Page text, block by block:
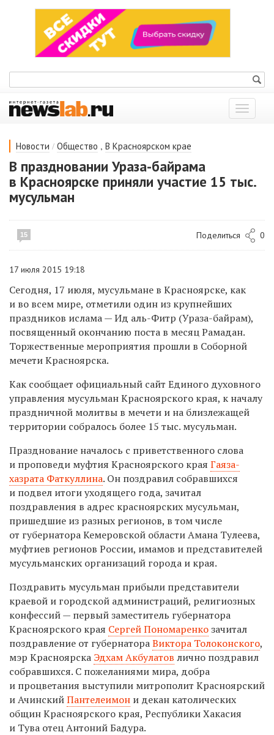
Показать
меню
Новости / Общество , В Красноярском крае
В праздновании Ураза-байрама
в Красноярске приняли участие 15 тыс.
мусульман
15 Поделиться 0
17 июля 2015 19:18
Сегодня, 17 июля, мусульмане в Красноярске, как
и во всем мире, отметили один из крупнейших
праздников ислама — Ид аль-Фитр (Ураза-байрам),
посвященный окончанию поста в месяц Рамадан.
Торжественные мероприятия прошли в Соборной
мечети Красноярска.
Как сообщает официальный сайт Единого духовного
управления мусульман Красноярского края, к началу
праздничной молитвы в мечети и на близлежащей
территории собралось более 15 тыс. мусульман.
Празднование началось с приветственного слова
и проповеди муфтия Красноярского края Гаяза-
хазрата Фаткуллина. Он поздравил собравшихся
и подвел итоги уходящего года, зачитал
поздравления в адрес красноярских мусульман,
пришедшие из разных регионов, в том числе
от губернатора Кемеровской области Амана Тулеева,
муфтиев регионов России, имамов и представителей
мусульманских организаций города и края.
Поздравить мусульман прибыли представители
краевой и городской администраций, религиозных
конфессий — первый заместитель губернатора
Красноярского края Сергей Пономаренкозачитал
поздравление от губернатораВиктора Толоконского,
мэр Красноярска Эдхам Акбулатов лично поздравил
собравшихся. С пожеланиями мира, добра
и процветания выступили митрополит Красноярский
и АчинскийПантелеимон и декан католических
общин Красноярского края, Республики Хакасия
и Тува отец Антоний Бадура.